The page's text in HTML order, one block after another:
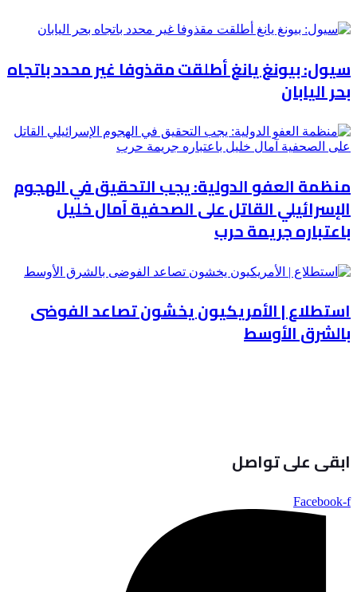
سيول: بيونغ يانغ أطلقت مقذوفا غير محدد باتجاه
بحر اليابان
منظمة العفو الدولية: يجب التحقيق في الهجوم
الإسرائيلي القاتل على الصحفية آمال خليل
باعتباره جريمة حرب
استطلاع | الأمريكيون يخشون تصاعد الفوضى
بالشرق الأوسط
ابقى على تواصل
Facebook-f